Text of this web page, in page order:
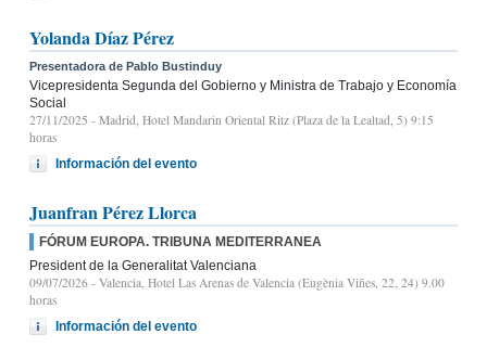
Yolanda Díaz Pérez
Presentadora de Pablo Bustinduy
Vicepresidenta Segunda del Gobierno y Ministra de Trabajo y Economía
Social
27/11/2025 - Madrid, Hotel Mandarin Oriental Ritz (Plaza de la Lealtad, 5) 9:15
horas
Información del evento
Juanfran Pérez Llorca
FÓRUM EUROPA. TRIBUNA MEDITERRANEA
President de la Generalitat Valenciana
09/07/2026 - Valencia, Hotel Las Arenas de Valencia (Eugènia Viñes, 22, 24) 9.00
horas
Información del evento